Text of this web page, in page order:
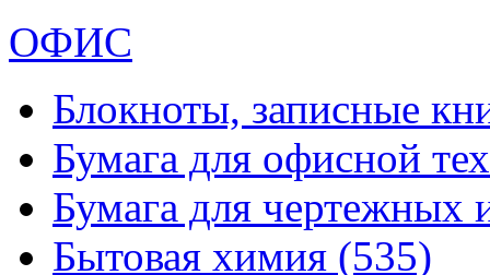
ОФИС
Блокноты, записные
Бумага для офисной
Бумага для чертежных
Бытовая химия (535)